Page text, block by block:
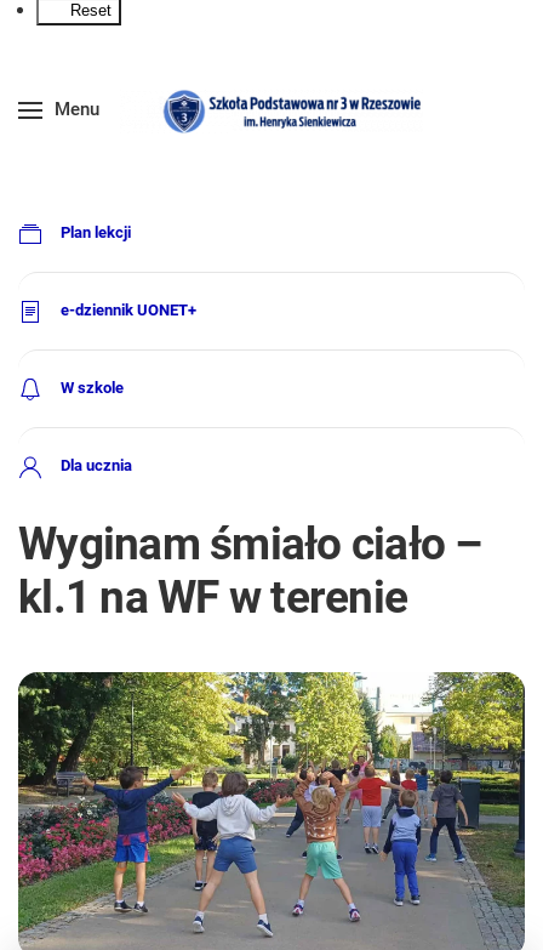
Reset
Menu
Plan lekcji
e-dziennik UONET+
W szkole
Dla ucznia
Wyginam śmiało ciało –
kl.1 na WF w terenie